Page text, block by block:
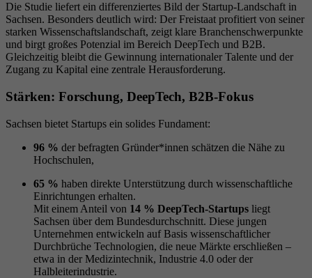
Die Studie liefert ein differenziertes Bild der Startup-Landschaft in
Sachsen. Besonders deutlich wird: Der Freistaat profitiert von seiner
starken Wissenschaftslandschaft, zeigt klare Branchenschwerpunkte
und birgt großes Potenzial im Bereich DeepTech und B2B.
Gleichzeitig bleibt die Gewinnung internationaler Talente und der
Zugang zu Kapital eine zentrale Herausforderung.
Stärken: Forschung, DeepTech, B2B-Fokus
Sachsen bietet Startups ein solides Fundament:
96 % der befragten Gründer*innen schätzen die Nähe zu
Hochschulen,
65 % haben direkte Unterstützung durch wissenschaftliche
Einrichtungen erhalten.
Mit einem Anteil von 14 % DeepTech-Startups liegt
Sachsen über dem Bundesdurchschnitt. Diese jungen
Unternehmen entwickeln auf Basis wissenschaftlicher
Durchbrüche Technologien, die neue Märkte erschließen –
etwa in der Medizintechnik, Industrie 4.0 oder der
Halbleiterindustrie.